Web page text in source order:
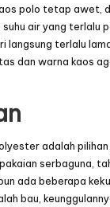
polo tetap awet,
air yang terlalu
langsung terlalu
dan warna kaos
adalah
serbaguna,
ada beberapa
bau,